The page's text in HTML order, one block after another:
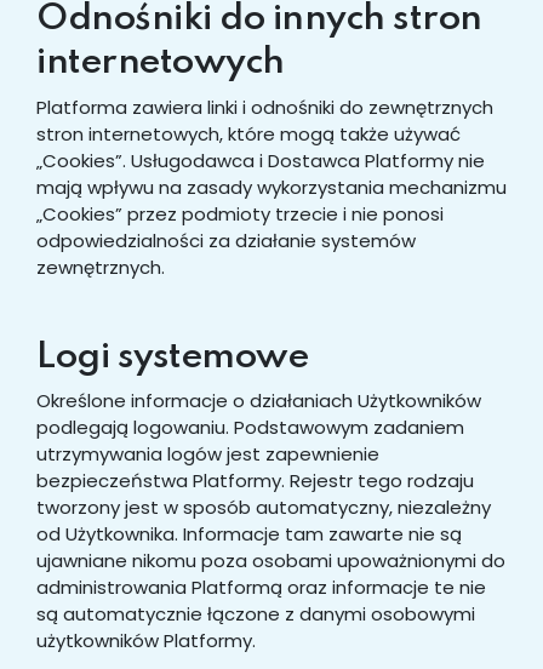
Odnośniki do innych stron
internetowych
Platforma zawiera linki i odnośniki do zewnętrznych
stron internetowych, które mogą także używać
„Cookies”. Usługodawca i Dostawca Platformy nie
mają wpływu na zasady wykorzystania mechanizmu
„Cookies” przez podmioty trzecie i nie ponosi
odpowiedzialności za działanie systemów
zewnętrznych.
Logi systemowe
Określone informacje o działaniach Użytkowników
podlegają logowaniu. Podstawowym zadaniem
utrzymywania logów jest zapewnienie
bezpieczeństwa Platformy. Rejestr tego rodzaju
tworzony jest w sposób automatyczny, niezależny
od Użytkownika. Informacje tam zawarte nie są
ujawniane nikomu poza osobami upoważnionymi do
administrowania Platformą oraz informacje te nie
są automatycznie łączone z danymi osobowymi
użytkowników Platformy.